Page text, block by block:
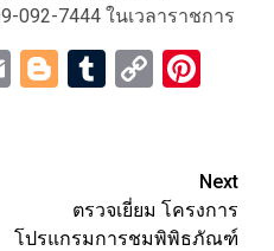
092-7444 ในเวลาราชการ
EmailBlogger
Tumblr
Copy
Next
ตรวจเยี่ยม โครงการ
โปรแกรมการชมพิพิธภัณฑ์